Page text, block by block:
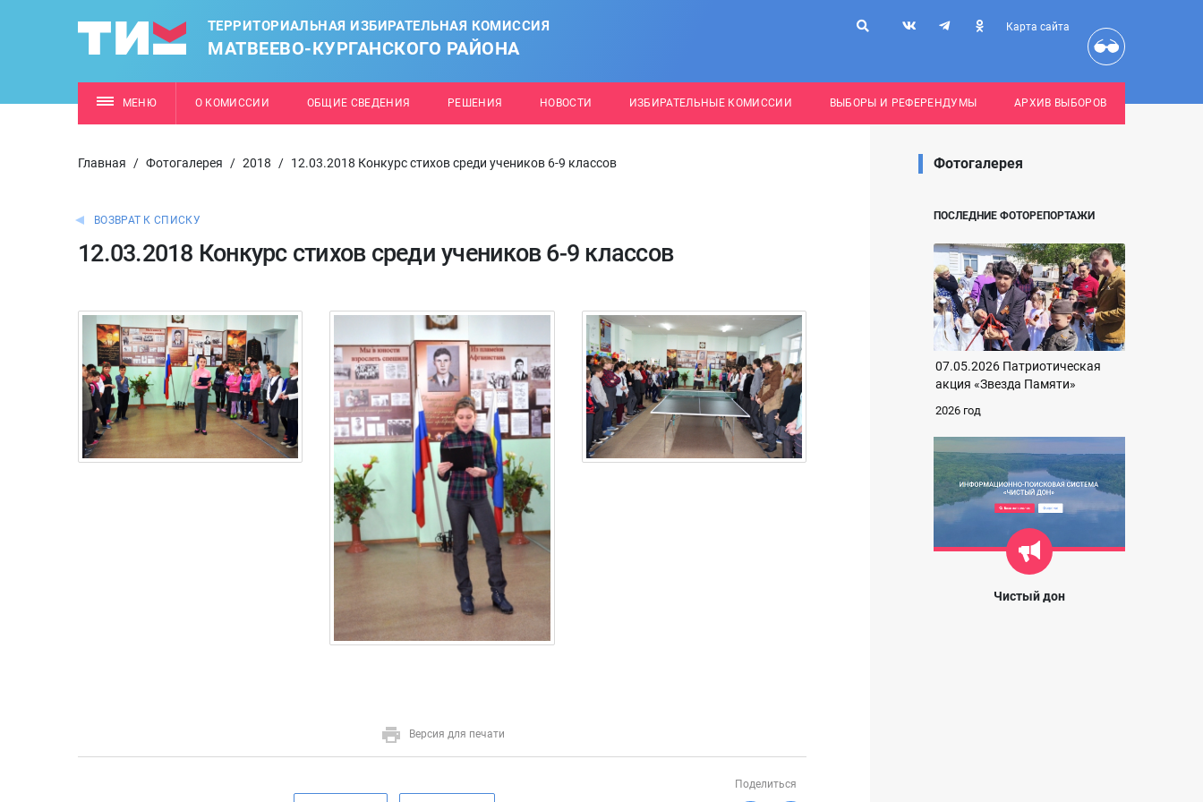
ТЕРРИТОРИАЛЬНАЯ ИЗБИРАТЕЛЬНАЯ КОМИССИЯ
МАТВЕЕВО-КУРГАНСКОГО РАЙОНА
Карта сайта
МЕНЮ О КОМИССИИ ОБЩИЕ СВЕДЕНИЯ РЕШЕНИЯ НОВОСТИ ИЗБИРАТЕЛЬНЫЕ КОМИССИИ ВЫБОРЫ И РЕФЕРЕНДУМЫ АРХИВ ВЫБОРОВ
Главная / Фотогалерея / 2018 / 12.03.2018 Конкурс стихов среди учеников 6-9 классов
ВОЗВРАТ К СПИСКУ
12.03.2018 Конкурс стихов среди учеников 6-9 классов
Версия для печати
Поделиться
Фотогалерея
ПОСЛЕДНИЕ ФОТОРЕПОРТАЖИ
07.05.2026 Патриотическая
акция «Звезда Памяти»
2026 год
Чистый дон